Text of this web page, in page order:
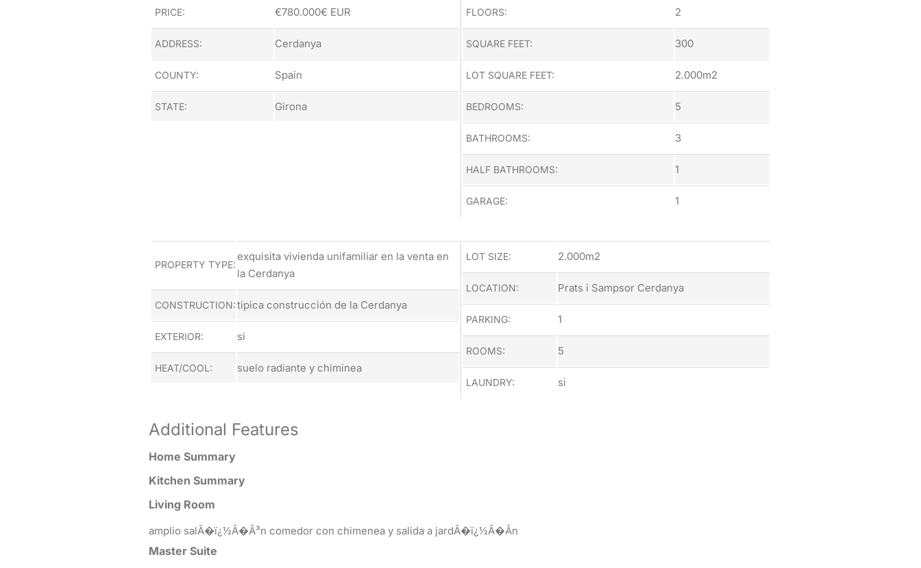
PRICE: €780.000€ EUR
ADDRESS: Cerdanya
COUNTY: Spain
STATE: Girona
FLOORS: 2
SQUARE FEET: 300
LOT SQUARE FEET: 2.000m2
BEDROOMS: 5
BATHROOMS: 3
HALF BATHROOMS: 1
GARAGE: 1
PROPERTY TYPE:
exquisita vivienda unifamiliar en la venta en
la Cerdanya
CONSTRUCTION:tipica construcción de la Cerdanya
EXTERIOR: si
HEAT/COOL: suelo radiante y chiminea
LOT SIZE: 2.000m2
LOCATION: Prats i Sampsor Cerdanya
PARKING: 1
ROOMS: 5
LAUNDRY: si
Additional Features
Home Summary
Kitchen Summary
Living Room
amplio salÃ�ï¿½Ã�Â³n comedor con chimenea y salida a jardÃ�ï¿½Ã�Â­n
Master Suite